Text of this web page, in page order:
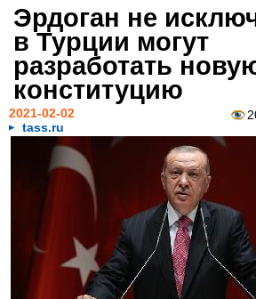
Эрдоган не
в Турции могут
разработать
конституцию
2021-02-02
tass.ru